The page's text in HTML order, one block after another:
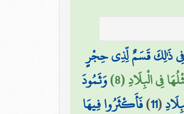
ذَٰلِكَ قَسَمٌ لِّذِي حِجْرٍ
فِي الْبِلَادِ (8) وَثَمُودَ
(
11
)فَأَكْثَرُوا فِيهَا